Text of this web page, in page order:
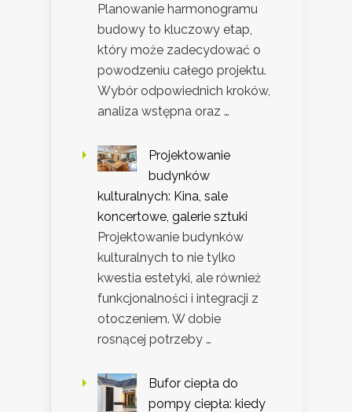
Planowanie harmonogramu
budowy to kluczowy etap,
który może zadecydować o
powodzeniu całego projektu.
Wybór odpowiednich kroków,
analiza wstępna oraz …
Projektowanie
budynków
kulturalnych: Kina, sale
koncertowe, galerie sztuki
Projektowanie budynków
kulturalnych to nie tylko
kwestia estetyki, ale również
funkcjonalności i integracji z
otoczeniem. W dobie
rosnącej potrzeby …
Bufor ciepła do
pompy ciepła: kiedy